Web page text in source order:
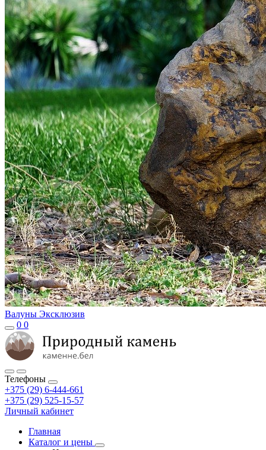
Валуны Эксклюзив
0 0
Телефоны
+375 (29) 6-444-661
+375 (29) 525-15-57
Личный кабинет
Главная
Каталог и цены